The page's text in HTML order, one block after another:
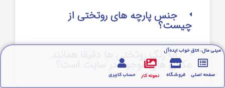
جنس پارچه های روتختی از
چیست؟
آیا رنگ روتختی ها دقیقا همانند
عکس های موجود در سایت است؟
مینی مال، اتاق خواب ایده‌آل
صفحه اصلی فروشگاه نمونه کار حساب کاربری